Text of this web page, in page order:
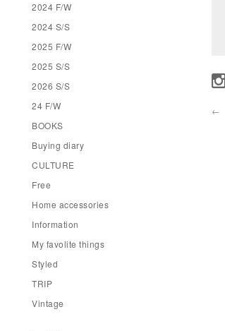
←
2024 F/W
2024 S/S
2025 F/W
2025 S/S
2026 S/S
24 F/W
BOOKS
Buying diary
CULTURE
Free
Home accessories
Information
My favolite things
Styled
TRIP
Vintage